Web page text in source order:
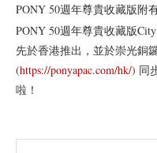
PONY 50週年尊貴收藏版附
PONY 50週年尊貴收藏版
先於香港推出，並於崇光銅
(https://ponyapac.com/hk/) 同
啦！